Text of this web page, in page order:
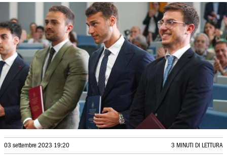
03 settembre 2023 19:20 3 MINUTI DI LETTURA